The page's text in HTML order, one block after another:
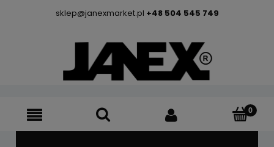
sklep@janexmarket.pl +48 504 545 749